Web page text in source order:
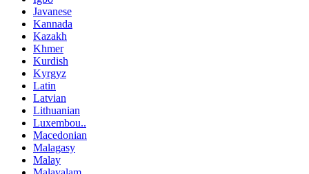
Javanese
Kannada
Kazakh
Khmer
Kurdish
Kyrgyz
Latin
Latvian
Lithuanian
Luxembou..
Macedonian
Malagasy
Malay